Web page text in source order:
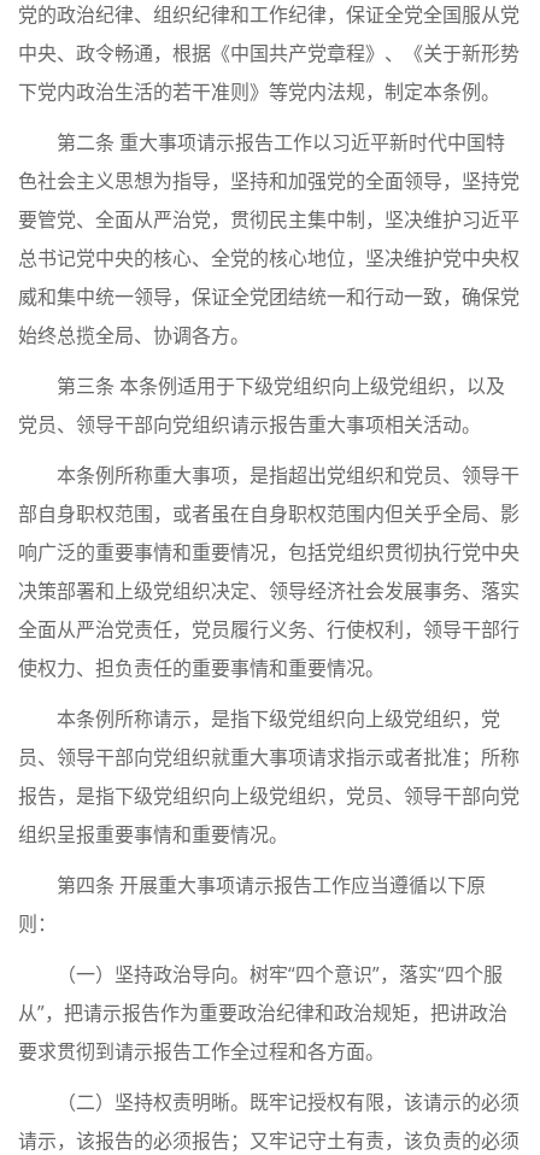
党的政治纪律、组织纪律和工作纪律，保证全党全国服从党
中央、政令畅通，根据《中国共产党章程》、《关于新形势
下党内政治生活的若干准则》等党内法规，制定本条例。
第二条 重大事项请示报告工作以习近平新时代中国特
色社会主义思想为指导，坚持和加强党的全面领导，坚持党
要管党、全面从严治党，贯彻民主集中制，坚决维护习近平
总书记党中央的核心、全党的核心地位，坚决维护党中央权
威和集中统一领导，保证全党团结统一和行动一致，确保党
始终总揽全局、协调各方。
第三条 本条例适用于下级党组织向上级党组织，以及
党员、领导干部向党组织请示报告重大事项相关活动。
本条例所称重大事项，是指超出党组织和党员、领导干
部自身职权范围，或者虽在自身职权范围内但关乎全局、影
响广泛的重要事情和重要情况，包括党组织贯彻执行党中央
决策部署和上级党组织决定、领导经济社会发展事务、落实
全面从严治党责任，党员履行义务、行使权利，领导干部行
使权力、担负责任的重要事情和重要情况。
本条例所称请示，是指下级党组织向上级党组织，党
员、领导干部向党组织就重大事项请求指示或者批准；所称
报告，是指下级党组织向上级党组织，党员、领导干部向党
组织呈报重要事情和重要情况。
第四条 开展重大事项请示报告工作应当遵循以下原
则：
（一）坚持政治导向。树牢“四个意识”，落实“四个服
从”，把请示报告作为重要政治纪律和政治规矩，把讲政治
要求贯彻到请示报告工作全过程和各方面。
（二）坚持权责明晰。既牢记授权有限，该请示的必须
请示，该报告的必须报告；又牢记守土有责，该负责的必须